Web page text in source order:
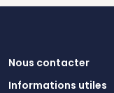
Nous contacter
Informations utiles